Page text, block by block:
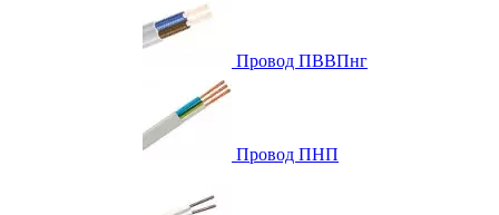
Провод ПВВПнг
Провод ПНП